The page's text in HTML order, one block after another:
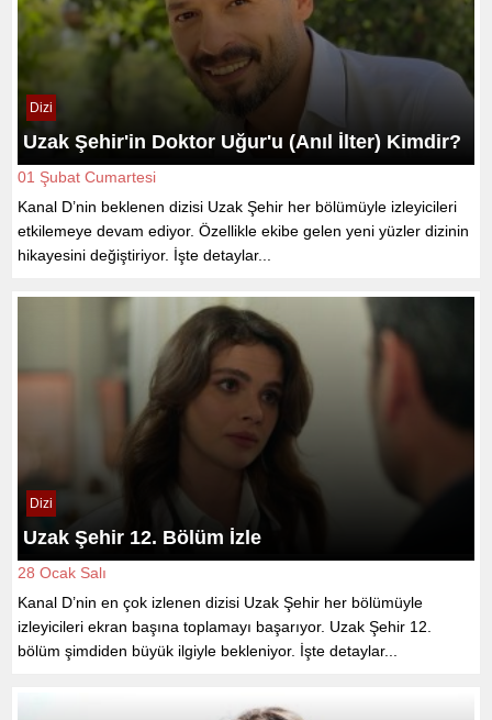
Dizi
Uzak Şehir'in Doktor Uğur'u (Anıl İlter) Kimdir?
01 Şubat Cumartesi
Kanal D’nin beklenen dizisi Uzak Şehir her bölümüyle izleyicileri
etkilemeye devam ediyor. Özellikle ekibe gelen yeni yüzler dizinin
hikayesini değiştiriyor. İşte detaylar...
Dizi
Uzak Şehir 12. Bölüm İzle
28 Ocak Salı
Kanal D’nin en çok izlenen dizisi Uzak Şehir her bölümüyle
izleyicileri ekran başına toplamayı başarıyor. Uzak Şehir 12.
bölüm şimdiden büyük ilgiyle bekleniyor. İşte detaylar...